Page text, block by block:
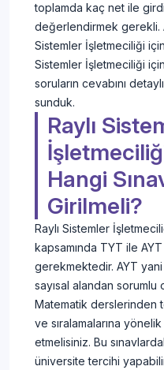
toplamda kaç net ile
değerlendirmek gerekli.
Sistemler İşletmeciliği
Sistemler İşletmeciliği
soruların cevabını
sunduk.
Raylı
Hangi
Girilmeli?
Raylı Sistemler
kapsamında TYT ile AYT
gerekmektedir. AYT
sayısal alandan
Matematik derslerinden
ve sıralamalarına
etmelisiniz. Bu
üniversite tercihi